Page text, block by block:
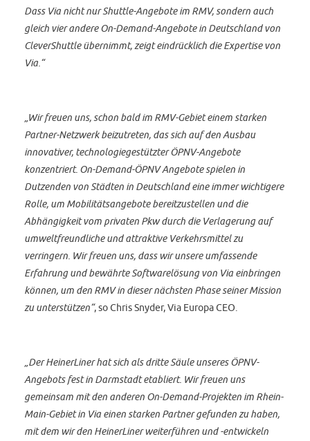
Dass Via nicht nur Shuttle-Angebote im RMV, sondern auch
gleich vier andere On-Demand-Angebote in Deutschland von
CleverShuttle übernimmt, zeigt eindrücklich die Expertise von
Via.“
„Wir freuen uns, schon bald im RMV-Gebiet einem starken
Partner-Netzwerk beizutreten, das sich auf den Ausbau
innovativer, technologiegestützter ÖPNV-Angebote
konzentriert. On-Demand-ÖPNV Angebote spielen in
Dutzenden von Städten in Deutschland eine immer wichtigere
Rolle, um Mobilitätsangebote bereitzustellen und die
Abhängigkeit vom privaten Pkw durch die Verlagerung auf
umweltfreundliche und attraktive Verkehrsmittel zu
verringern. Wir freuen uns, dass wir unsere umfassende
Erfahrung und bewährte Softwarelösung von Via einbringen
können, um den RMV in dieser nächsten Phase seiner Mission
zu unterstützen“, so Chris Snyder, Via Europa CEO.
„Der HeinerLiner hat sich als dritte Säule unseres ÖPNV-
Angebots fest in Darmstadt etabliert. Wir freuen uns
gemeinsam mit den anderen On-Demand-Projekten im Rhein-
Main-Gebiet in Via einen starken Partner gefunden zu haben,
mit dem wir den HeinerLiner weiterführen und -entwickeln